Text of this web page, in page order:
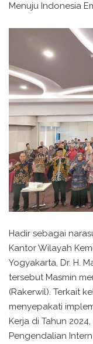
Menuju Indonesia
Hadir sebagai
Kantor Wilayah
Yogyakarta, Dr. H.
tersebut Masmin
(Rakerwil). Terkait
menyepakati
Kerja di Tahun
Pengendalian